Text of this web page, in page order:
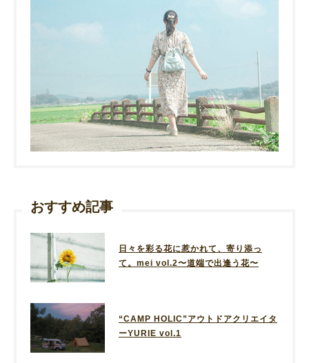
おすすめ記事
日々を彩る花に惹かれて、寄り添っ
て。mei vol.2〜道端で出逢う花〜
“CAMP HOLIC”アウトドアクリエイタ
ーYURIE vol.1